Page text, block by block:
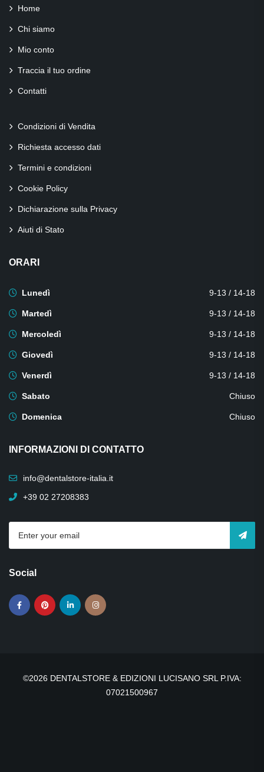
Home
Chi siamo
Mio conto
Traccia il tuo ordine
Contatti
Condizioni di Vendita
Richiesta accesso dati
Termini e condizioni
Cookie Policy
Dichiarazione sulla Privacy
Aiuti di Stato
ORARI
Lunedì 9-13 / 14-18
Martedì 9-13 / 14-18
Mercoledì 9-13 / 14-18
Giovedì 9-13 / 14-18
Venerdì 9-13 / 14-18
Sabato Chiuso
Domenica Chiuso
INFORMAZIONI DI CONTATTO
info@dentalstore-italia.it
+39 02 27208383
Social
©2026 DENTALSTORE & EDIZIONI LUCISANO SRL P.IVA:
07021500967